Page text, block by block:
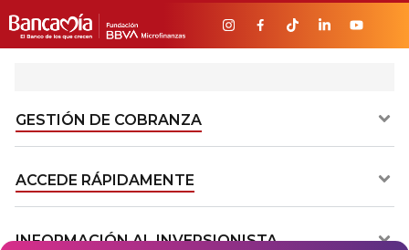
GESTIÓN DE COBRANZA​
ACCEDE RÁPIDAMENTE​
INFORMACIÓN AL INVERSIONISTA​